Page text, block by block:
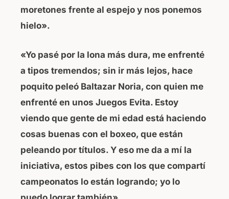
moretones frente al espejo y nos ponemos
hielo».
«Yo pasé por la lona más dura, me enfrenté
a tipos tremendos; sin ir más lejos, hace
poquito peleó Baltazar Noria, con quien me
enfrenté en unos Juegos Evita. Estoy
viendo que gente de mi edad está haciendo
cosas buenas con el boxeo, que están
peleando por títulos. Y eso me da a mí la
iniciativa, estos pibes con los que compartí
campeonatos lo están logrando; yo lo